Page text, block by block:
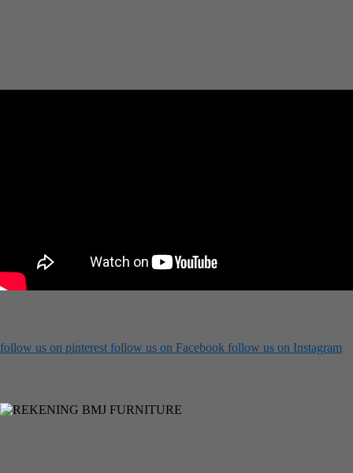
follow us on pinterest follow us on Facebook follow us on Instagram